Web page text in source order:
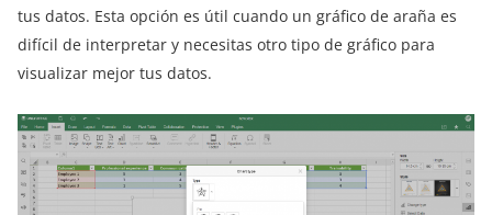
tus datos. Esta opción es útil cuando un gráfico de araña es
difícil de interpretar y necesitas otro tipo de gráfico para
visualizar mejor tus datos.